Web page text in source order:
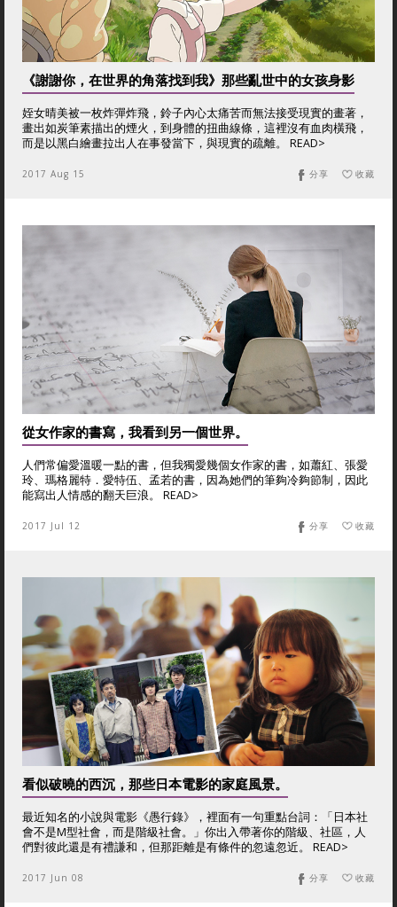
《謝謝你，在世界的角落找到我》那些亂世中的女孩身影
姪女晴美被一枚炸彈炸飛，鈴子內心太痛苦而無法接受現實的畫著，
畫出如炭筆素描出的煙火，到身體的扭曲線條，這裡沒有血肉橫飛，
而是以黑白繪畫拉出人在事發當下，與現實的疏離。 READ>
2017 Aug 15 收藏
分享
從女作家的書寫，我看到另一個世界。
人們常偏愛溫暖一點的書，但我獨愛幾個女作家的書，如蕭紅、張愛
玲、瑪格麗特．愛特伍、孟若的書，因為她們的筆夠冷夠節制，因此
能寫出人情感的翻天巨浪。 READ>
2017 Jul 12 收藏
分享
看似破曉的西沉，那些日本電影的家庭風景。
最近知名的小說與電影《愚行錄》，裡面有一句重點台詞：「日本社
會不是M型社會，而是階級社會。」你出入帶著你的階級、社區，人
們對彼此還是有禮謙和，但那距離是有條件的忽遠忽近。 READ>
2017 Jun 08 收藏
分享